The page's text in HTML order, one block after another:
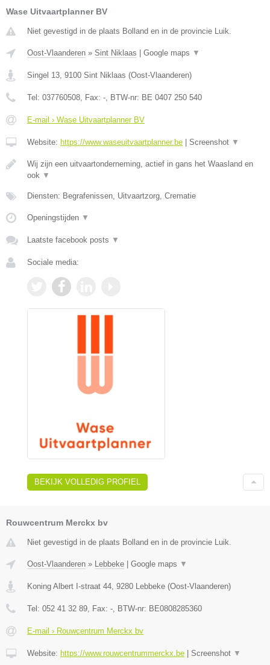
Wase Uitvaartplanner BV
Niet gevestigd in de plaats Bolland en in de provincie Luik.
Oost-Vlaanderen » Sint Niklaas Google maps ▼
Singel 13 9100 Sint Niklaas (Oost-Vlaanderen)
Tel: 037760508 , Fax: - , BTW-nr: BE 0407 250 540
E-mail › Wase Uitvaartplanner BV
Website: https://www.waseuitvaartplanner.be Screenshot ▼
Wij zijn een uitvaartonderneming, actief in gans het Waasland en
ook ▼
Diensten: Begrafenissen, Uitvaartzorg, Crematie
Openingstijden ▼
Laatste facebook posts ▼
Sociale media:
BEKIJK VOLLEDIG PROFIEL
Rouwcentrum Merckx bv
Niet gevestigd in de plaats Bolland en in de provincie Luik.
Oost-Vlaanderen » Lebbeke | Google maps ▼
Koning Albert I-straat 44 9280 Lebbeke (Oost-Vlaanderen)
Tel: 052 41 32 89 , Fax: - , BTW-nr: BE0808285360
E-mail › Rouwcentrum Merckx bv
Website: https://www.rouwcentrummerckx.be | Screenshot ▼